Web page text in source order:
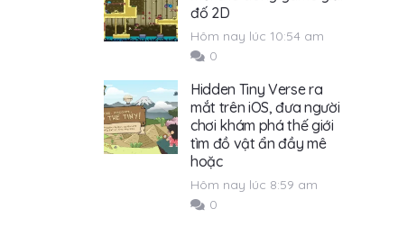
đố 2D
Hôm nay lúc 10:54 am
0
Hidden Tiny Verse ra
mắt trên iOS, đưa người
chơi khám phá thế giới
tìm đồ vật ẩn đầy mê
hoặc
Hôm nay lúc 8:59 am
0